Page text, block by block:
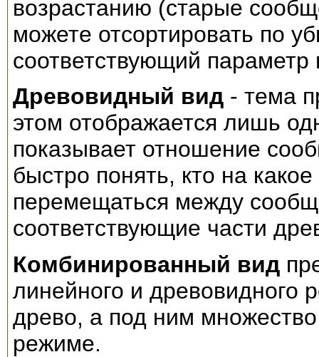
возрастанию (старые
можете отсортировать по
соответствующий
Древовидный вид - тема
этом отображается лишь
показывает отношение
быстро понять, кто на
перемещаться между
соответствующие части
Комбинированный вид
линейного и древовидного
древо, а под ним
режиме.